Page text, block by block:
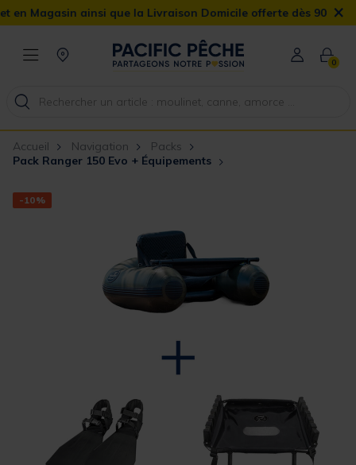
ainsi que la Livraison Domicile offerte dès 90€ ×
0
Accueil Navigation
Packs
Pack Ranger 150 Evo + Équipements
-10%